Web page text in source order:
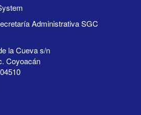
Administrativa SGC
la Cueva s/n
Coyoacán